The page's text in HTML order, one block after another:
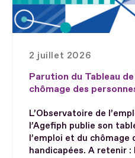
2 juillet 2026
Parution du Tableau
chômage des
L’Observatoire de
l’Agefiph publie son
l’emploi et du chômage
handicapées. A retenir :